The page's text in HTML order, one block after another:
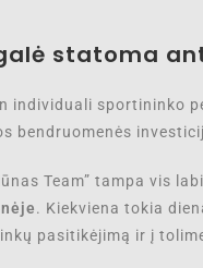
statoma
individuali sportininko
bendruomenės
Team” tampa vis
. Kiekviena tokia
pasitikėjimą ir į